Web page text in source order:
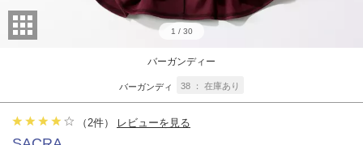
1 / 30
バーガンディー
バーガンディ 38 在庫あり
（ 2件） レビューを見る